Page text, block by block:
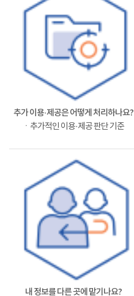
추가 이용·제공은 어떻게 처리하나요?
ㆍ추가적인 이용·제공 판단 기준
내 정보를 다른 곳에 맡기나요?